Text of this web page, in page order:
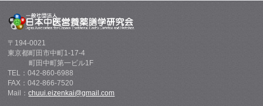
〒194-0021
東京都町田市中町1-17-4
町田中町第一ビル1F
TEL：042-860-6988
FAX：042-866-7520
Mail：chuui.eizenkai@gmail.com